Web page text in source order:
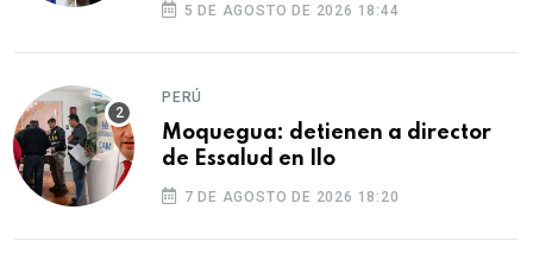
5 DE AGOSTO DE 2026 18:44
PERÚ
Moquegua: detienen a director
de Essalud en Ilo
7 DE AGOSTO DE 2026 18:20